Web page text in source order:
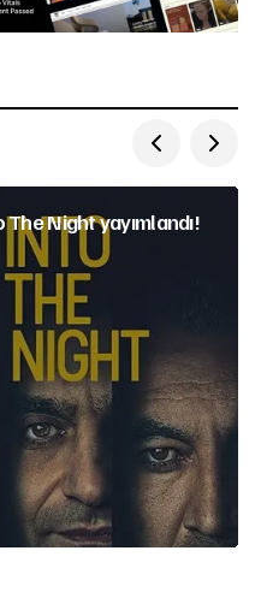
Night yayımlandı!